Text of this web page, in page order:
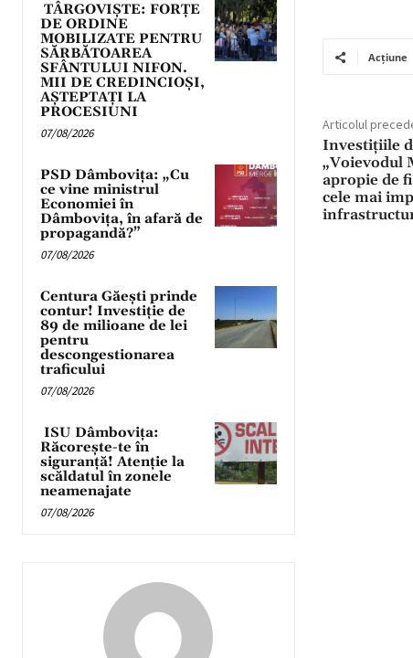
TÂRGOVIȘTE: FORȚE
DE ORDINE
MOBILIZATE PENTRU
SĂRBĂTOAREA
SFÂNTULUI NIFON.
MII DE CREDINCIOȘI,
AȘTEPTAȚI LA
PROCESIUNI
07/08/2026
PSD Dâmbovița: „Cu
ce vine ministrul
Economiei în
Dâmbovița, în afară de
propagandă?”
07/08/2026
Centura Găești prinde
contur! Investiție de
89 de milioane de lei
pentru
descongestionarea
traficului
07/08/2026
ISU Dâmbovița:
Răcorește-te în
siguranță! Atenție la
scăldatul în zonele
neamenajate
07/08/2026
Acțiune
Articolul
Investițiile
„Voievodul
apropie de
cele mai